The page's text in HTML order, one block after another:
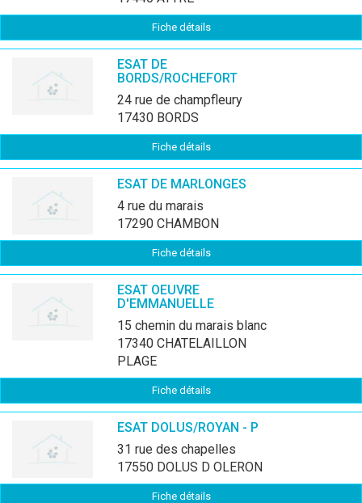
Fiche détails
ESAT DE
BORDS/ROCHEFORT
24 rue de champfleury
17430 BORDS
Fiche détails
ESAT DE MARLONGES
4 rue du marais
17290 CHAMBON
Fiche détails
ESAT OEUVRE
D'EMMANUELLE
15 chemin du marais blanc
17340 CHATELAILLON
PLAGE
Fiche détails
ESAT DOLUS/ROYAN - P
31 rue des chapelles
17550 DOLUS D OLERON
Fiche détails